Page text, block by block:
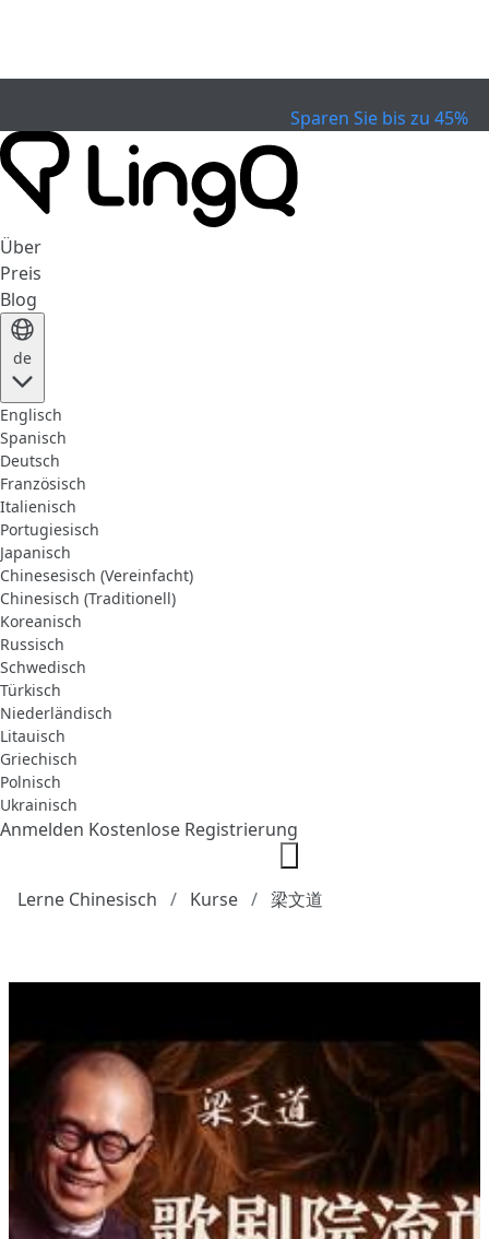
Sparen Sie bis zu 45%
Über
Preis
Blog
de
Englisch
Spanisch
Deutsch
Französisch
Italienisch
Portugiesisch
Japanisch
Chinesesisch (Vereinfacht)
Chinesisch (Traditionell)
Koreanisch
Russisch
Schwedisch
Türkisch
Niederländisch
Litauisch
Griechisch
Polnisch
Ukrainisch
Anmelden Kostenlose Registrierung
Lerne Chinesisch Kurse 梁文道